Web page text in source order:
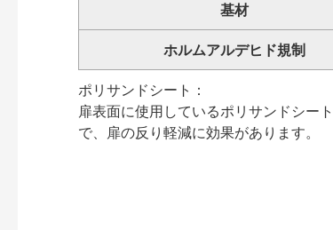
基材
ホルムアルデヒド規制
ポリサンドシート：
扉表面に使用しているポリサンドシー
で、扉の反り軽減に効果があります。